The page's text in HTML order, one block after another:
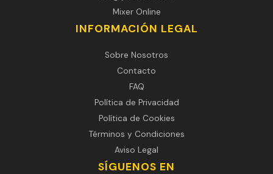
Mixer Online
INFORMACIÓN LEGAL
Sobre Nosotros
Contacto
FAQ
Política de Privacidad
Política de Cookies
Términos y Condiciones
Aviso Legal
SÍGUENOS EN